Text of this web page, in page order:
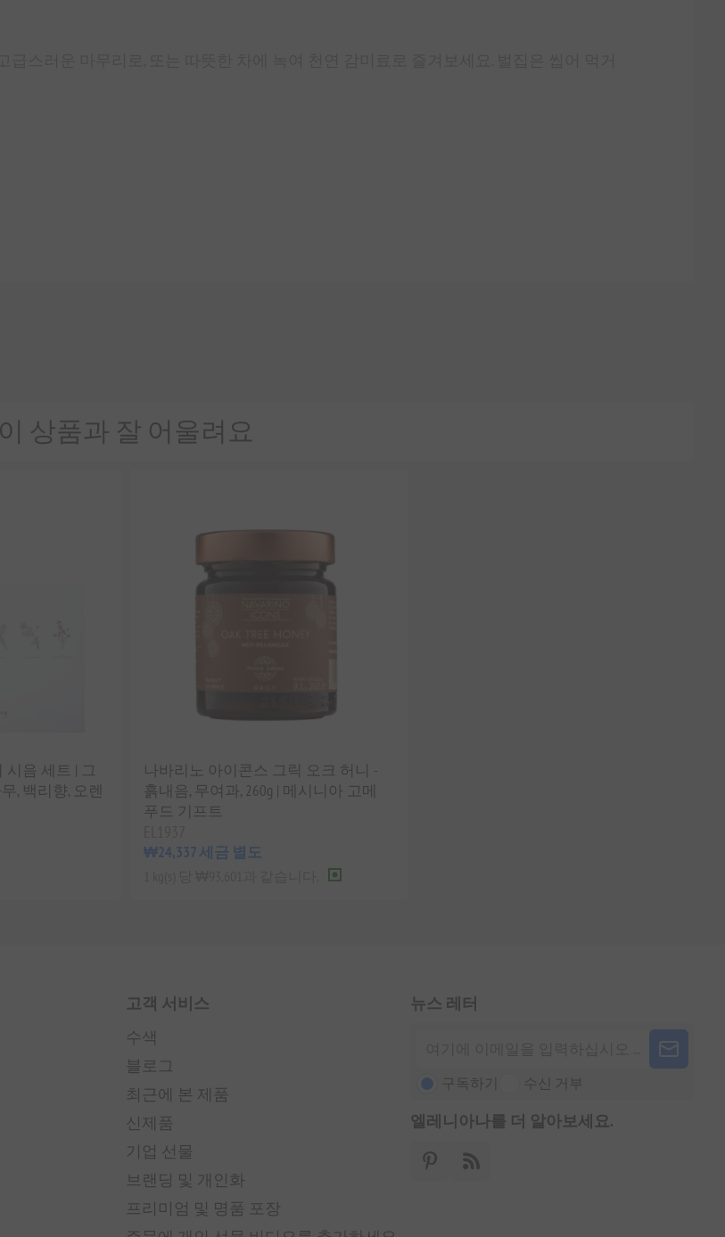
이 상품과 잘 어울려요
시음 세트 | 그
, 백리향, 오렌
나바리노 아이콘스 그릭 오크 허니 -
흙내음, 무여과, 260g | 메시니아 고메
푸드 기프트
₩24,337 세금 별도
고객 서비스
수색
블로그
최근에 본 제품
신제품
기업 선물
브랜딩 및 개인화
프리미엄 및 명품 포장
뉴스 레터
구독하기 수신 거부
엘레니아나를 더 알아보세요.